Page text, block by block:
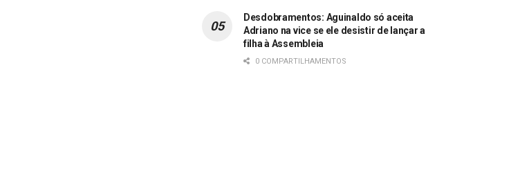
Desdobramentos: Aguinaldo só aceita
Adriano na vice se ele desistir de lançar a
filha à Assembleia
0 COMPARTILHAMENTOS